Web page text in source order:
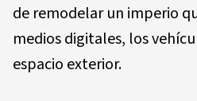
de remodelar un imperio
medios digitales, los
espacio exterior.